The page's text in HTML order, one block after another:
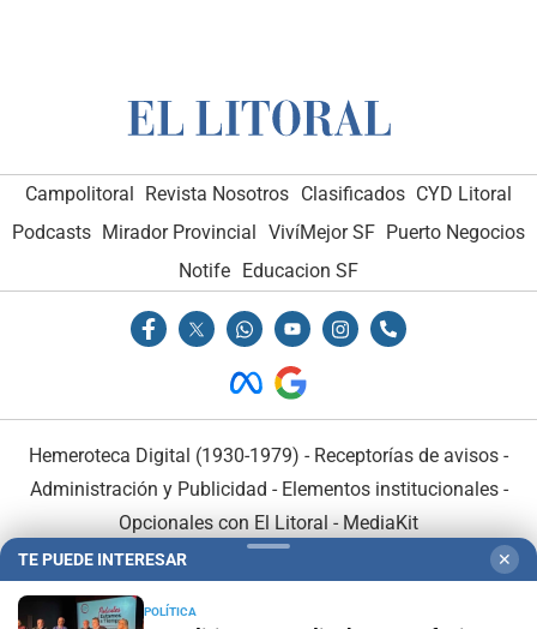
Campolitoral Revista Nosotros Clasificados CYD Litoral
Podcasts Mirador Provincial VivíMejor SF Puerto Negocios
Notife Educacion SF
Hemeroteca Digital (1930-1979) - Receptorías de avisos -
Administración y Publicidad - Elementos institucionales-
Opcionales con El Litoral - MediaKit
TE PUEDE INTERESAR ✕
POLÍTICA